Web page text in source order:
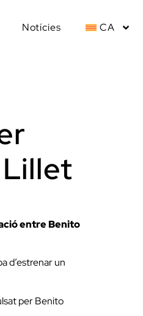
Notícies CA
entre Benito
d’estrenar un
per Benito